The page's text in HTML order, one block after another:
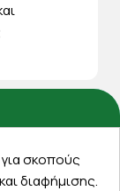
σκοπούς
διαφήμισης.